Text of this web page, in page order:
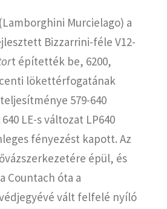
Murcielago) a
Bizzarrini-féle V12-
t építették be, 6200,
lökettérfogatának
579-640
LE-s változat LP640
fényezést kapott. Az
épül, és
Countach óta a
vált felfelé nyíló